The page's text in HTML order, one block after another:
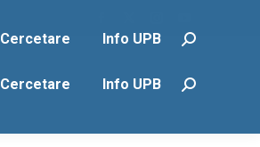
opensopens
Instagram
page
opens
YouTube
opens
Cercetare Info UPB Search:
Cercetare Info UPB Search: